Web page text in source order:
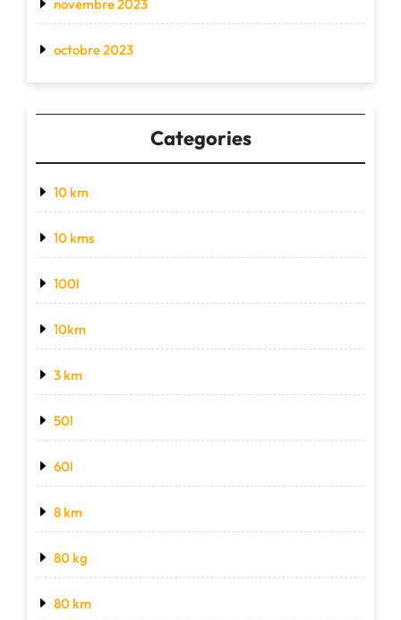
novembre 2023
octobre 2023
Categories
10 km
10 kms
100l
10km
3 km
50l
60l
8 km
80 kg
80 km